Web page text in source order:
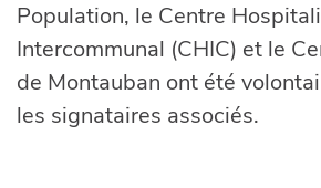
Population, le Centre
Intercommunal (CHIC) et le
de Montauban ont été
les signataires associés.